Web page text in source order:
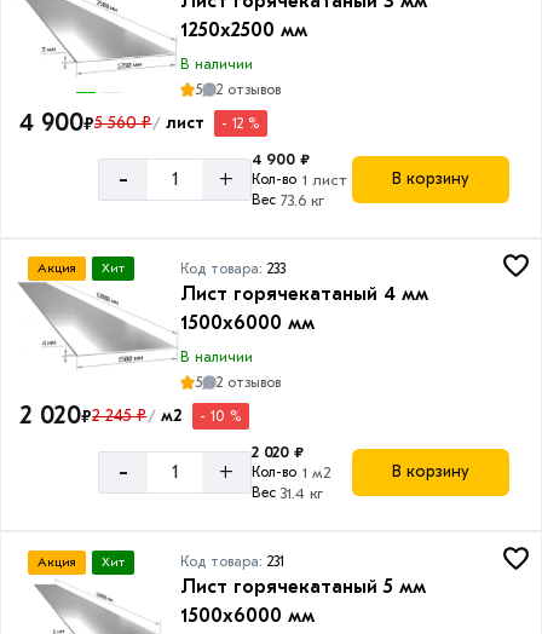
4
мм
мм
10
мм
12
14
20
мм
30
1250х2500 мм
В наличии
5
2 отзывов
4 900₽5 560 ₽/ лист - 12 %
- +
4 900 ₽
Кол-во 1 лист
Вес 73.6 кг
В корзину
Акция Хит Код товара:233
Лист горячекатаный 4 мм
1500х6000 мм
В наличии
5
2 отзывов
2 020₽2 245 ₽/ м2 - 10 %
- +
2 020 ₽
Кол-во 1 м2
Вес 31.4 кг
В корзину
Акция Хит Код товара:231
Лист горячекатаный 5 мм
1500х6000 мм